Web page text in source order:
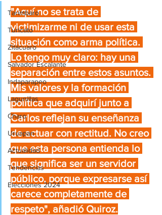
Tarímbaro
Turicato
Zitácuaro
Salvador Escalante
Indaparapeo
Lagunillas
Charo
Uruapan
Actualidad
Tendencias
Elecciones 2024
"Aquí no se trata de
victimizarme ni de usar esta
situación como arma política.
Lo tengo muy claro: hay una
separación entre estos asuntos.
Mis valores y la formación
política que adquirí junto a
Carlos reflejan su enseñanza
de actuar con rectitud. No creo
que esta persona entienda lo
que significa ser un servidor
público, porque expresarse así
carece completamente de
respeto", añadió Quiroz.